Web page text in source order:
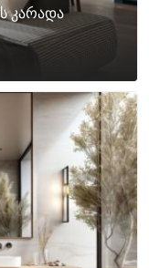
კარადა